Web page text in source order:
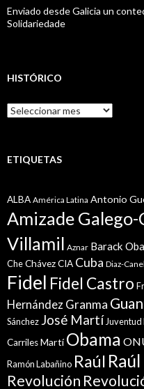
Enviado desde Galicia un
Solidariedade
HISTÓRICO
Histórico
ETIQUETAS
ALBA América Latina Antonio
Amizade
Villamil Aznar Barack
CheChávezCIA Cuba Diaz-Canel
Fidel Fidel Castro
Hernández Granma
Sánchez José Martí
CarrilesMartí Obama
Ramón Labañino Raúl
Revolución